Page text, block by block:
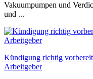
Vakuumpumpen und
und ...
Kündigung richtig
Arbeitgeber